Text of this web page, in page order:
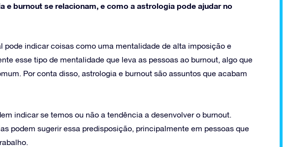
e burnout se relacionam, e como a astrologia pode ajudar no
pode indicar coisas como uma mentalidade de alta imposição e
esse tipo de mentalidade que leva as pessoas ao burnout, algo que
Por conta disso, astrologia e burnout são assuntos que acabam
indicar se temos ou não a tendência a desenvolver o burnout.
podem sugerir essa predisposição, principalmente em pessoas que